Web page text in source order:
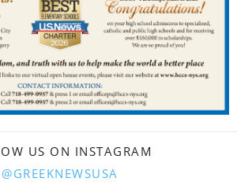
US ON INSTAGRAM
@GREEKNEWSUSA